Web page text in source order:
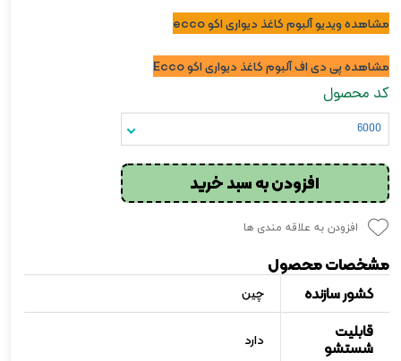
مشاهده ویدیو آلبوم کاغذ دیواری اکو ecco
مشاهده پی دی اف آلبوم کاغذ دیواری اکو Ecco
کد محصول
6000
افزودن به سبد خرید
افزودن به علاقه مندی ها
مشخصات محصول
کشور سازنده چین
قابلیت
شستشو دارد